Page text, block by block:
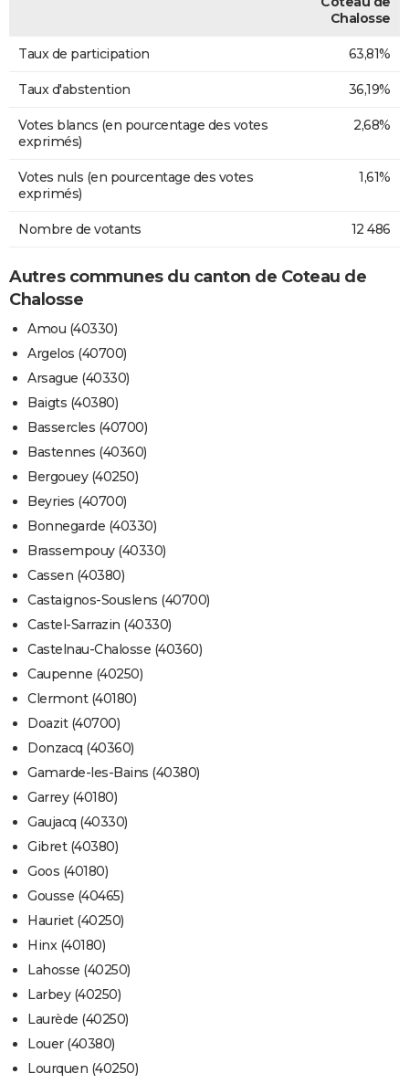
Chalosse
Taux de participation 63,81%
Taux d'abstention 36,19%
Votes blancs (en pourcentage des votes
exprimés)
2,68%
Votes nuls (en pourcentage des votes
exprimés)
1,61%
Nombre de votants 12 486
Autres communes du canton de Coteau de
Chalosse
Amou (40330)
Argelos (40700)
Arsague (40330)
Baigts (40380)
Bassercles (40700)
Bastennes (40360)
Bergouey (40250)
Beyries (40700)
Bonnegarde (40330)
Brassempouy (40330)
Cassen (40380)
Castaignos-Souslens (40700)
Castel-Sarrazin (40330)
Castelnau-Chalosse (40360)
Caupenne (40250)
Clermont (40180)
Doazit (40700)
Donzacq (40360)
Gamarde-les-Bains (40380)
Garrey (40180)
Gaujacq (40330)
Gibret (40380)
Goos (40180)
Gousse (40465)
Hauriet (40250)
Hinx (40180)
Lahosse (40250)
Larbey (40250)
Laurède (40250)
Louer (40380)
Lourquen (40250)